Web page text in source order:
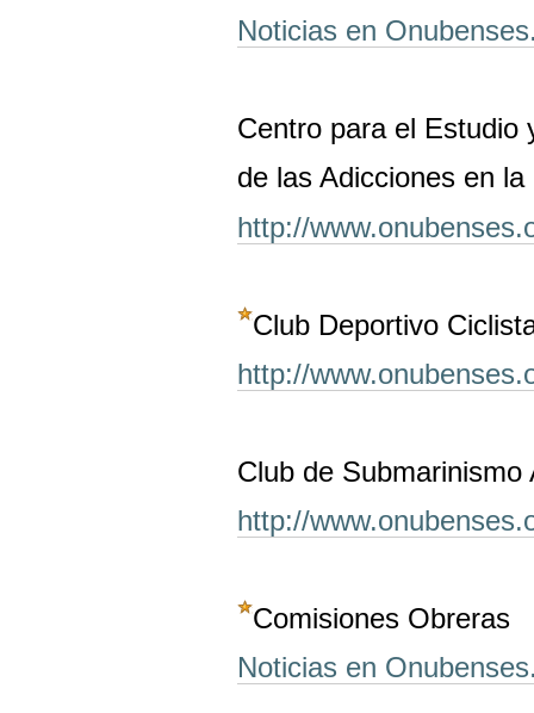
Noticias en
Centro para el Estudio
de las Adicciones en
http://
Club Deportivo
http://
Club de Submarinismo
http://
Comisiones Obreras
Noticias en